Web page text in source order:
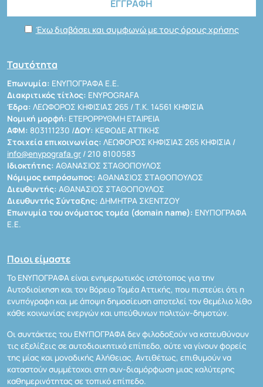
Έχω διαβάσει και συμφωνώ με τους όρους χρήσης
Ταυτότητα
Επωνυμία: ΕΝΥΠΟΓΡΑΦΑ Ε.Ε.
Διακριτικός τίτλος: ENYPOGRAFA
Έδρα: ΛΕΩΦΟΡΟΣ ΚΗΦΙΣΙΑΣ 265 / Τ.Κ. 14561 ΚΗΦΙΣΙΑ
Νομική μορφή: ΕΤΕΡΟΡΡΥΘΜΗ ΕΤΑΙΡΕΙΑ
ΑΦΜ: 803111230 /ΔΟΥ: ΚΕΦΟΔΕ ΑΤΤΙΚΗΣ
Στοιχεία επικοινωνίας: ΛΕΩΦΟΡΟΣ ΚΗΦΙΣΙΑΣ 265 ΚΗΦΙΣΙΑ /
info@enypografa.gr / 210 8100583
Ιδιοκτήτης: ΑΘΑΝΑΣΙΟΣ ΣΤΑΘΟΠΟΥΛΟΣ
Νόμιμος εκπρόσωπος: ΑΘΑΝΑΣΙΟΣ ΣΤΑΘΟΠΟΥΛΟΣ
Διευθυντής: ΑΘΑΝΑΣΙΟΣ ΣΤΑΘΟΠΟΥΛΟΣ
Διευθυντής Σύνταξης: ΔΗΜΗΤΡΑ ΣΚΕΝΤΖΟΥ
Επωνυμία του ονόματος τομέα (domain name): ΕΝΥΠΟΓΡΑΦΑ
Ε.Ε.
Ποιοι είμαστε
Το ΕΝΥΠΟΓΡΑΦΑ είναι ενημερωτικός ιστότοπος για την
Αυτοδιοίκηση και τον Βόρειο Τομέα Αττικής, που πιστεύει ότι η
ενυπόγραφη και με άποψη δημοσίευση αποτελεί τον θεμέλιο λίθο
κάθε κοινωνίας ενεργών και υπεύθυνων πολιτών-δημοτών.
Οι συντάκτες του ΕΝΥΠΟΓΡΑΦΑ δεν φιλοδοξούν να κατευθύνουν
τις εξελίξεις σε αυτοδιοικητικό επίπεδο, ούτε να γίνουν φορείς
της μίας και μοναδικής Αλήθειας. Αντιθέτως, επιθυμούν να
καταστούν συμμέτοχοι στη συν-διαμόρφωση μιας καλύτερης
καθημερινότητας σε τοπικό επίπεδο.